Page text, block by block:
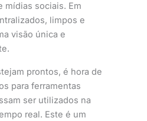
mídias sociais. Em
limpos e
visão única e
prontos, é hora de
para ferramentas
ser utilizados na
real. Este é um